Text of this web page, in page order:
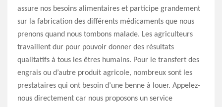
assure nos besoins alimentaires et participe grandement
sur la fabrication des différents médicaments que nous
prenons quand nous tombons malade. Les agriculteurs
travaillent dur pour pouvoir donner des résultats
qualitatifs à tous les êtres humains. Pour le transfert des
engrais ou d’autre produit agricole, nombreux sont les
prestataires qui ont besoin d’une benne à louer. Appelez-
nous directement car nous proposons un service